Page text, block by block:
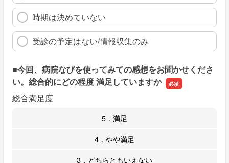
時期は決めていない
受診の予定はない/情報収集のみ
■今回、病院なびを使ってみての感想をお聞かせくださ
い。総合的にどの程度 満足していますか
総合満足度
5．満足
4．やや満足
3．どちらともいえない